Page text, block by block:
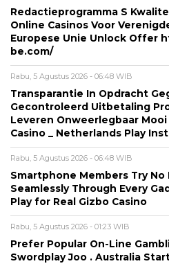
Redactieprogramma S
Online Casinos Voor
Europese Unie Unlock Offer
be.com/
Rabu, 5 Agustus 2026 - 06:48 WIB
Transparantie In Opdracht
Gecontroleerd Uitbetaling
Leveren Onweerlegbaar
Casino _ Netherlands Play
Rabu, 5 Agustus 2026 - 06:48 WIB
Smartphone Members Try
Seamlessly Through Every
Play for Real Gizbo Casino
Rabu, 5 Agustus 2026 - 01:23 WIB
Prefer Popular On-Line
Swordplay Joo . Australia